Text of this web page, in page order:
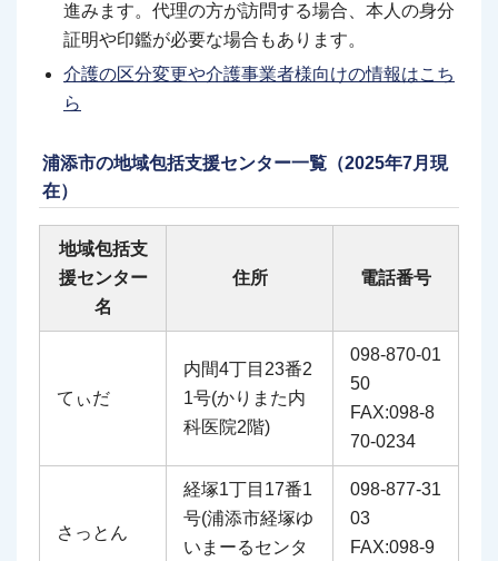
進みます。代理の方が訪問する場合、本人の身分
証明や印鑑が必要な場合もあります。
介護の区分変更や介護事業者様向けの情報はこち
ら
浦添市の地域包括支援センター一覧（2025年7月現
在）
地域包括支
援センター
名
住所 電話番号
てぃだ
内間4丁目23番2
1号(かりまた内
科医院2階)
098-870-01
50
FAX:098-8
70-0234
さっとん
経塚1丁目17番1
号(浦添市経塚ゆ
いまーるセンタ
098-877-31
03
FAX:098-9